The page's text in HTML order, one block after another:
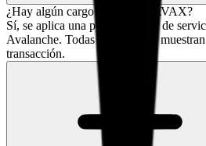
¿Hay algún cargo por vender AVAX?
Sí, se aplica una pequeña tarifa de
Avalanche. Todas las tarifas se
transacción.